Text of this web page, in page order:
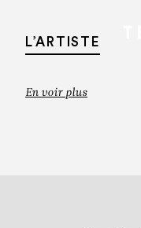
L’ARTISTE
En voir plus